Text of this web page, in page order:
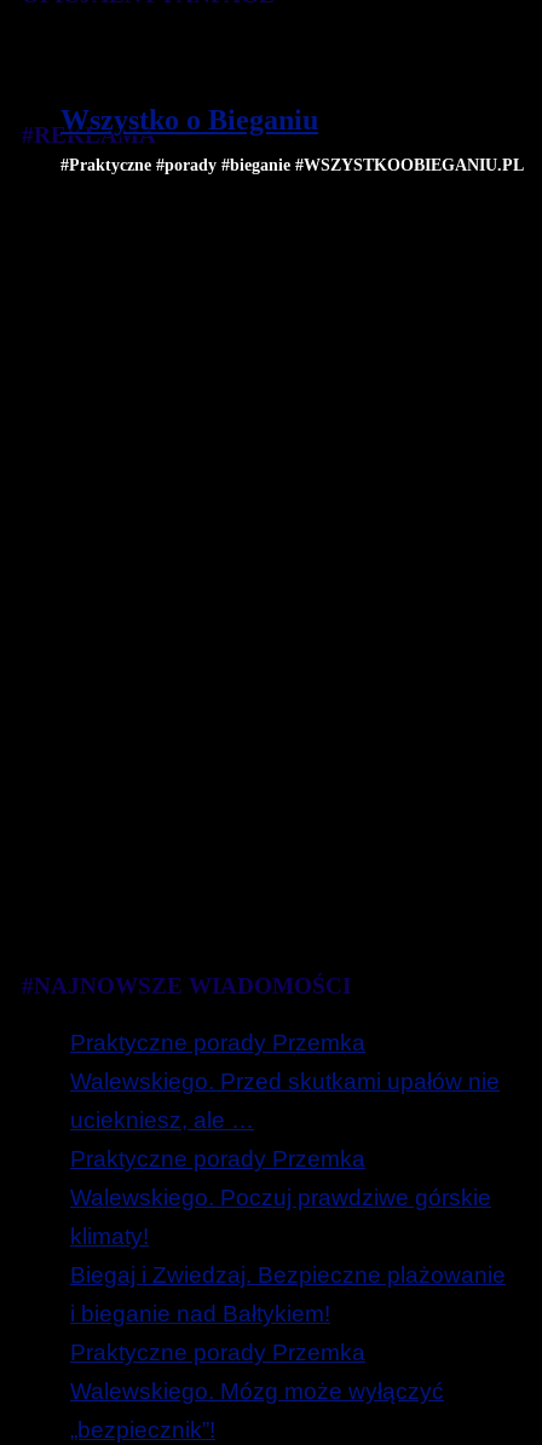
Wszystko o Bieganiu
#Praktyczne #porady #bieganie #WSZYSTKOOBIEGANIU.PL
#REKLAMA
#NAJNOWSZE WIADOMOŚCI
Praktyczne porady Przemka
Walewskiego. Przed skutkami upałów nie
uciekniesz, ale …
Praktyczne porady Przemka
Walewskiego. Poczuj prawdziwe górskie
klimaty!
Biegaj i Zwiedzaj. Bezpieczne plażowanie
i bieganie nad Bałtykiem!
Praktyczne porady Przemka
Walewskiego. Mózg może wyłączyć
„bezpiecznik”!